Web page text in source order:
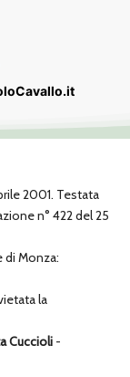
2001. Testata
n° 422 del 25
di Monza:
la
Cuccioli -